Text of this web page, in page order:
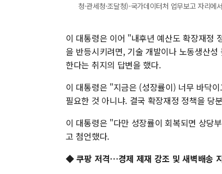
청·관세청·조달청)-국가데이터처 업무보고 자리
이 대통령은 이어 "내후년 예산도 확장재정
을 반등시키려면, 기술 개발이나 노동생산
한다는 취지의 답변을 했다.
이 대통령은 "지금은 (성장률이) 너무 바닥
필요한 것 아니냐. 결국 확장재정 정책을 당
이 대통령은 "다만 성장률이 회복되면 상당
고 첨언했다.
◆ 쿠팡 저격…경제 제재 강조 및 새벽배송